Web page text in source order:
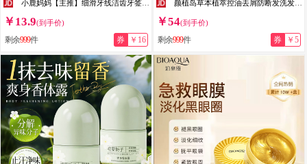
￥13.9(到手价)
剩余999件 券 ￥16
￥54(到手价)
剩余999件 券 ￥5